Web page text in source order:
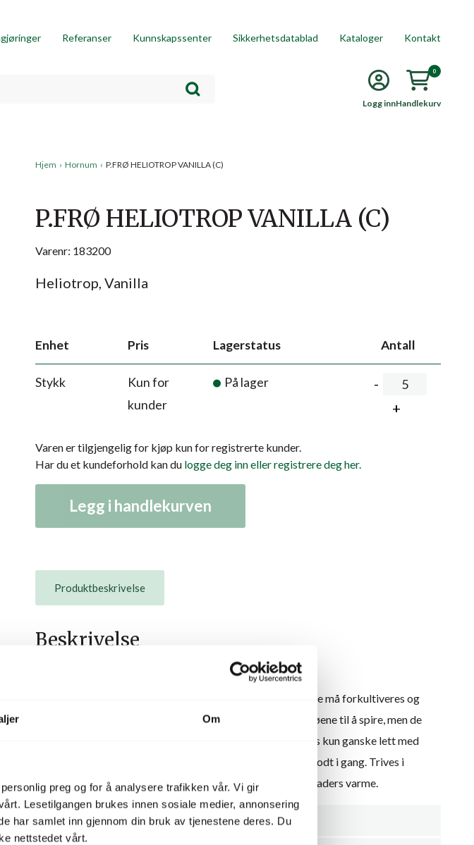
Om
preg og for å analysere trafikken vår. Vi gir
Lesetilgangen brukes innen sosiale medier, annonsering
har samlet inn gjennom din bruk av tjenestene deres. Du
nettstedet vårt.
Referanser Kunnskapssenter Sikkerhetsdatablad Kataloger Kontakt
Logg innHandlekurv
0
Hjem › Hornum › P.FRØ HELIOTROP VANILLA (C)
P.FRØ HELIOTROP VANILLA (C)
Varenr: 183200
Heliotrop, Vanilla
Enhet Pris Lagerstatus Antall
Stykk
Kun for
kunder
På lager
Varen er tilgjengelig for kjøp kun for registrerte kunder.
Har du et kundeforhold kan du logge deg inn eller registrere deg her.
Legg i handlekurven
Produktbeskrivelse
Beskrivelse
Ettårig. Duftende. Kalles også Vaniljeblomst.
Får store, blåfiolette og velduftende blomsterklaser. Frøene må forkultiveres og
spirer ganske langsomt. Det kan være vanskelig å få alle frøene til å spire, men de
vakre blomstene er så absolutt verd strevet. Frøene dekkes kun ganske lett med
jord. Etter såing holdes jorden fuktig, frem til spiringen er godt i gang. Trives i
velgjødslet og muldrik jord. Kan overvintre lyst ved ca. 5 graders varme.
Priskategori C